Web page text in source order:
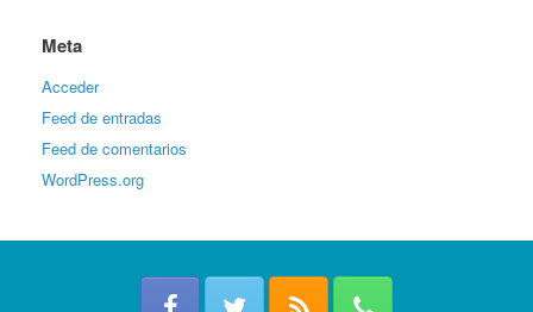
Meta
Acceder
Feed de entradas
Feed de comentarios
WordPress.org